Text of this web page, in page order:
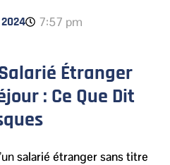
7:57 pm
Étranger
: Ce Que Dit
salarié étranger sans titre